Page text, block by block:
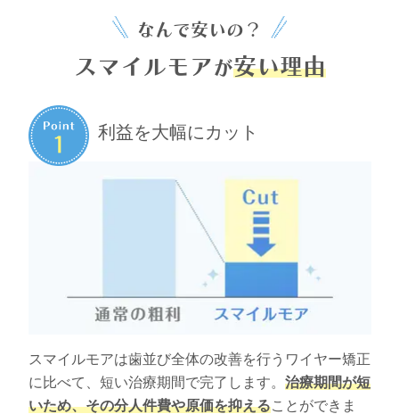
なんで安いの？
スマイルモアが安い理由
利益を大幅にカット
スマイルモアは歯並び全体の改善を行うワイヤー矯正
に比べて、短い治療期間で完了します。 治療期間が短
いため、その分人件費や原価を抑えることができま